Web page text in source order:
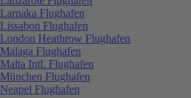
Larnaka Flughafen
Lissabon Flughafen
London Heathrow Flughafen
Malaga Flughafen
Malta Intl. Flughafen
München Flughafen
Neapel Flughafen